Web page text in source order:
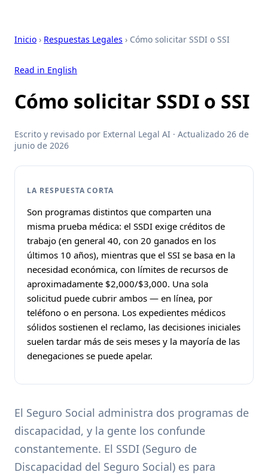
Inicio › Respuestas Legales › Cómo solicitar SSDI o SSI
Read in English
Cómo solicitar SSDI o SSI
Escrito y revisado por External Legal AI · Actualizado 26 de
junio de 2026
LA RESPUESTA CORTA
Son programas distintos que comparten una
misma prueba médica: el SSDI exige créditos de
trabajo (en general 40, con 20 ganados en los
últimos 10 años), mientras que el SSI se basa en la
necesidad económica, con límites de recursos de
aproximadamente $2,000/$3,000. Una sola
solicitud puede cubrir ambos — en línea, por
teléfono o en persona. Los expedientes médicos
sólidos sostienen el reclamo, las decisiones iniciales
suelen tardar más de seis meses y la mayoría de las
denegaciones se puede apelar.
El Seguro Social administra dos programas de
discapacidad, y la gente los confunde
constantemente. El SSDI (Seguro de
Discapacidad del Seguro Social) es para